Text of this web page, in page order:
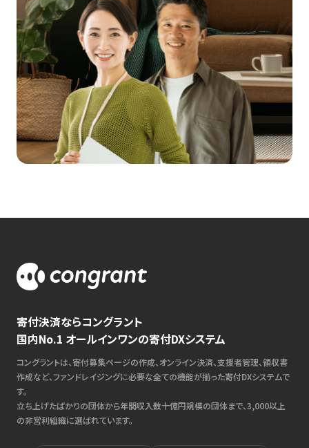
寄付決済ならコングラント
国内No.1 オールインワンの寄付DXシステム
コングラントは、寄付募集ページの作成、オンライン決済、支援者管理、領収書
作成など、ファンドレイジングに必要な全ての機能が揃った寄付DXシステムで
す。
立ち上げたばかりの団体から年間収入数十億円規模の団体まで、3,000以上
の非営利組織に選ばれています。